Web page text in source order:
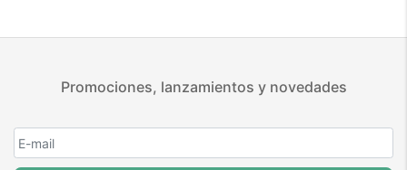
Promociones, lanzamientos y novedades